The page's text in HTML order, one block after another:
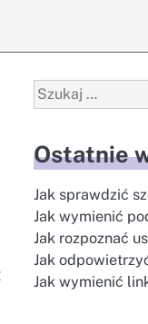
Szukaj:
Ostatnie
Jak sprawdzić
Jak wymienić
Jak rozpoznać
Jak
Jak wymienić